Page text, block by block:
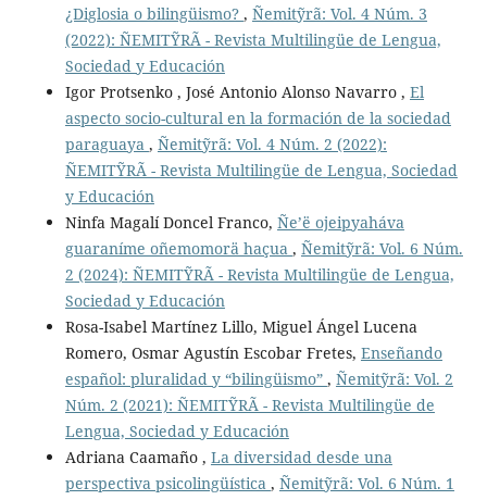
¿Diglosia o bilingüismo? , Ñemitỹrã: Vol. 4 Núm. 3
(2022): ÑEMITỸRÃ - Revista Multilingüe de Lengua,
Sociedad y Educación
Igor Protsenko , José Antonio Alonso Navarro , El
aspecto socio-cultural en la formación de la sociedad
paraguaya , Ñemitỹrã: Vol. 4 Núm. 2 (2022):
ÑEMITỸRÃ - Revista Multilingüe de Lengua, Sociedad
y Educación
Ninfa Magalí Doncel Franco, Ñe’ë ojeipyaháva
guaraníme oñemomorä haçua , Ñemitỹrã: Vol. 6 Núm.
2 (2024): ÑEMITỸRÃ - Revista Multilingüe de Lengua,
Sociedad y Educación
Rosa-Isabel Martínez Lillo, Miguel Ángel Lucena
Romero, Osmar Agustín Escobar Fretes, Enseñando
español: pluralidad y “bilingüismo” , Ñemitỹrã: Vol. 2
Núm. 2 (2021): ÑEMITỸRÃ - Revista Multilingüe de
Lengua, Sociedad y Educación
Adriana Caamaño , La diversidad desde una
perspectiva psicolingüística , Ñemitỹrã: Vol. 6 Núm. 1